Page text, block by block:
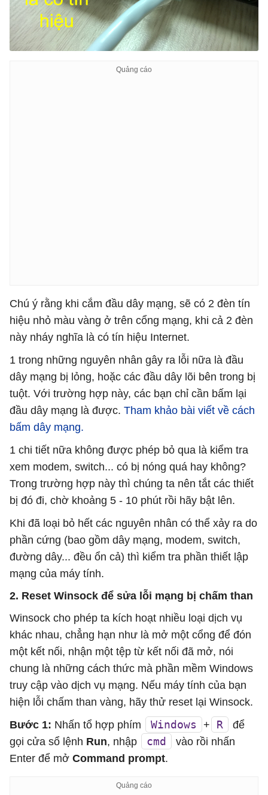
Chú ý rằng khi cắm đầu dây mạng, sẽ có 2 đèn tín
hiệu nhỏ màu vàng ở trên cổng mạng, khi cả 2 đèn
này nháy nghĩa là có tín hiệu Internet.
1 trong những nguyên nhân gây ra lỗi nữa là đầu
dây mạng bị lỏng, hoặc các đầu dây lõi bên trong bị
tuột. Với trường hợp này, các bạn chỉ cần bấm lại
đầu dây mạng là được. Tham khảo bài viết về cách
bấm dây mạng.
1 chi tiết nữa không được phép bỏ qua là kiểm tra
xem modem, switch... có bị nóng quá hay không?
Trong trường hợp này thì chúng ta nên tắt các thiết
bị đó đi, chờ khoảng 5 - 10 phút rồi hãy bật lên.
Khi đã loại bỏ hết các nguyên nhân có thể xảy ra do
phần cứng (bao gồm dây mạng, modem, switch,
đường dây... đều ổn cả) thì kiểm tra phần thiết lập
mạng của máy tính.
2. Reset Winsock để sửa lỗi mạng bị chấm than
Winsock cho phép ta kích hoạt nhiều loại dịch vụ
khác nhau, chẳng hạn như là mở một cổng để đón
một kết nối, nhận một tệp từ kết nối đã mở, nói
chung là những cách thức mà phần mềm Windows
truy cập vào dịch vụ mạng. Nếu máy tính của bạn
hiện lỗi chấm than vàng, hãy thử reset lại Winsock.
Bước 1: Nhấn tổ hợp phím Windows + R
để
gọi cửa sổ lệnh Run, nhập cmd
vào rồi nhấn
Enter để mở Command prompt.